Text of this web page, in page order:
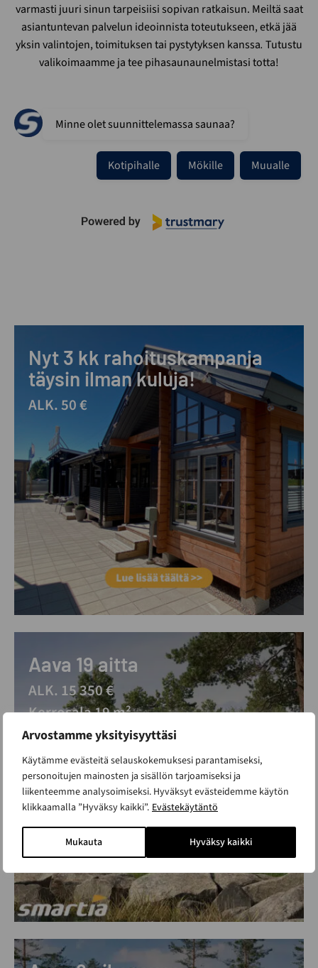
Arvostamme yksityisyyttäsi
Käytämme evästeitä selauskokemuksesi parantamiseksi,
personoitujen mainosten ja sisällön tarjoamiseksi ja
liikenteemme analysoimiseksi. Hyväksyt evästeidemme käytön
klikkaamalla ”Hyväksy kaikki”. Evästekäytäntö
Mukauta Hyväksy kaikki
varmasti juuri sinun tarpeisiisi sopivan ratkaisun. Meiltä saat
asiantuntevan palvelun ideoinnista toteutukseen, etkä jää
yksin valintojen, toimituksen tai pystytyksen kanssa. Tutustu
valikoimaamme ja tee pihasaunaunelmistasi totta!
Minne olet suunnittelemassa saunaa?
Kotipihalle Mökille Muualle
Nyt 3 kk rahoituskampanja
täysin ilman kuluja!
ALK. 50 €
Aava 19 aitta
ALK. 15 350 €
Kerrosala 19 m²
Alle 30m2 rakennus